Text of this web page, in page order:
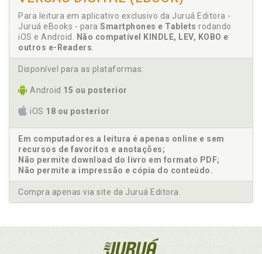
Para leitura em aplicativo exclusivo da Juruá Editora -
Juruá eBooks - para Smartphones e Tablets rodando
iOS e Android.
Não compatível KINDLE, LEV, KOBO e
outros e-Readers
Disponível para as plataformas:
Android 15 ou posterior
iOS 18 ou posterior
Em computadores a leitura é apenas online e sem
recursos de favoritos e anotações;
Não permite download do livro em formato PDF;
Não permite a impressão e cópia do conteúdo.
Compra apenas via site da Juruá Editora.